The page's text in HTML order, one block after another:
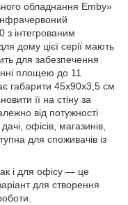
обладнання Emby»
з інтегрованим
дому цієї серії мають
для забезпечення
площею до 11
габарити 45х90х3,5 см
її на стіну за
від потужності
офісів, магазинів,
для споживачів із
і для офісу — це
для створення